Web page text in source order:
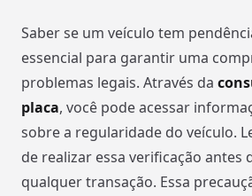
Saber se um veículo tem
essencial para garantir uma
problemas legais. Através da
placa, você pode acessar
sobre a regularidade do veículo.
de realizar essa verificação antes
qualquer transação. Essa